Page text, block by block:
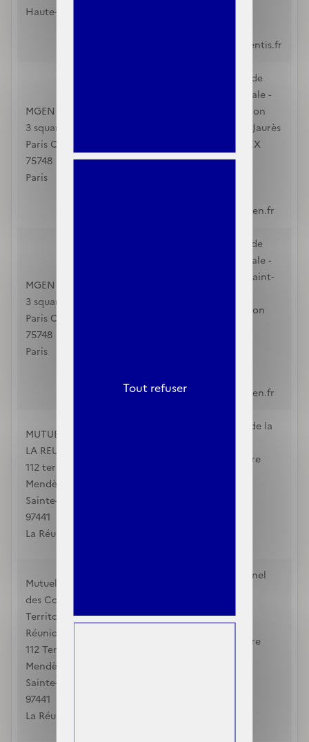
Tout refuser
Haute-Savoie
france@mutuelles-entis.fr
MGEN
3 square Max-Hymans
Paris Cedex 15
75748
Paris
Mutuelle Générale de
l'Education Nationale -
Section de la Réunion
121 boulevard Jean Jaurès
SAINT DENIS CEDEX
97404
monconseiller@mgen.fr
MGEN
3 square Max-Hymans
Paris Cedex 15
75748
Paris
Mutuelle Générale de
l'Education Nationale -
Espace Mutuel de Saint-
65 rue du père Favron
monconseiller@mgen.fr
MUTUELLE FAMILIALE DE
LA REUNION
112 ter avenue Pierre
Mendès France
Sainte-Suzanne
97441
La Réunion
Mutuelle Familiale de la
112 Ter avenue Pierre
Mutuelle du Personnel
des Collectivités
Territoriales de la
Réunion (M.P.C.T.R)
112 Ter Avenue Pierre
Mendès France
Sainte-Suzanne
97441
La Réunion
Mutuelle du Personnel
Réunion MPCTR
112 Ter avenue Pierre